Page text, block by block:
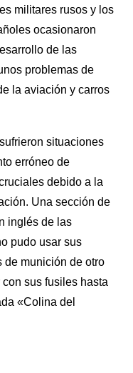
militares rusos y los
ocasionaron
de las
problemas de
la aviación y carros
situaciones
erróneo de
debido a la
Una sección de
inglés de las
pudo usar sus
de munición de otro
sus fusiles hasta
«Colina del